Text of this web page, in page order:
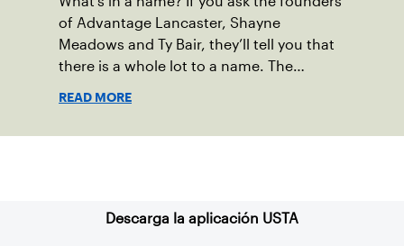
of Advantage Lancaster, Shayne
Meadows and Ty Bair, they’ll tell you that
there is a whole lot to a name. The
READ MORE
Descarga la aplicación USTA